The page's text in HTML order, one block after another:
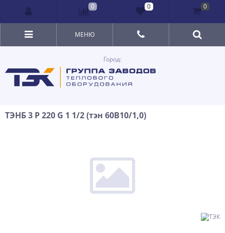
Город:
МЕНЮ
ТЭНБ 3 P 220 G 1 1/2 (тэн 60В10/1,0)
0 0 0